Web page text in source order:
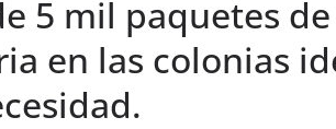
5 mil paquetes
en las colonias